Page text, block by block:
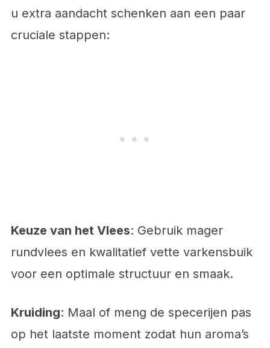
u extra aandacht schenken aan een paar
cruciale stappen:
Keuze van het Vlees: Gebruik mager
rundvlees en kwalitatief vette varkensbuik
voor een optimale structuur en smaak.
Kruiding: Maal of meng de specerijen pas
op het laatste moment zodat hun aroma’s